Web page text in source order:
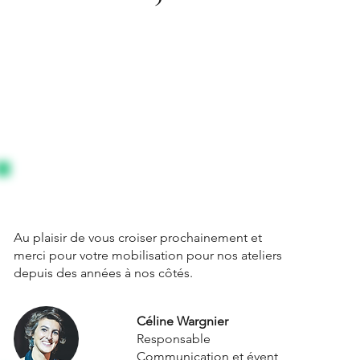
Au plaisir de vous croiser prochainement et
merci pour votre mobilisation pour nos ateliers
depuis des années à nos côtés.
Céline Wargnier
Responsable
Communication et évent